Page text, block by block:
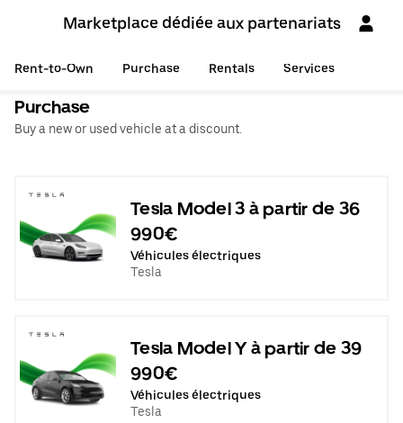
Marketplace dédiée aux partenariats
Rent-to-Own Purchase Rentals Services
Purchase
Buy a new or used vehicle at a discount.
Tesla Model 3 à partir de 36
990€
Véhicules électriques
Tesla
Tesla Model Y à partir de 39
990€
Véhicules électriques
Tesla